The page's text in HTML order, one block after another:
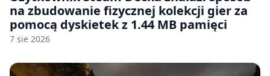
na zbudowanie fizycznej kolekcji gier za
pomocą dyskietek z 1.44 MB pamięci
7 sie 2026